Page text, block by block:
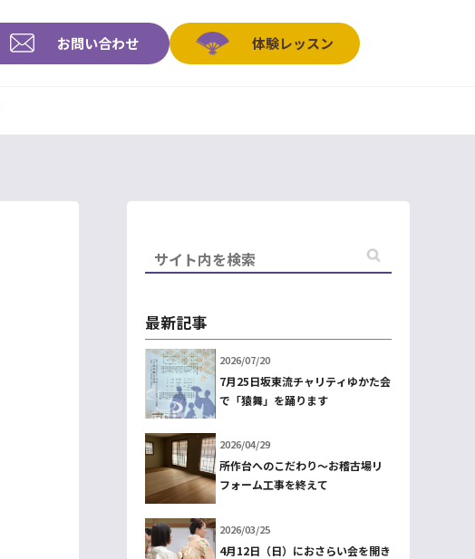
お問い合わせ 体験レッスン
最新記事
2026/07/20
7月25日坂東流チャリティゆかた会
で「猿舞」を踊ります
2026/04/29
所作台へのこだわり～お稽古場リ
フォーム工事を終えて
2026/03/25
4月12日（日）におさらい会を開き